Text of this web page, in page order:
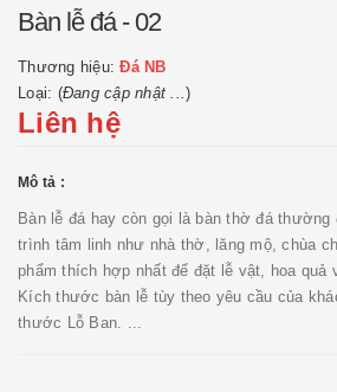
Bàn lễ đá - 02
Thương hiệu:Đá NB
Loại: (Đang cập nhật ...)
Liên hệ
Mô tả :
Bàn lễ đá hay còn gọi là bàn thờ đá
trình tâm linh như nhà thờ, lăng mộ, chùa
phẩm thích hợp nhất để đặt lễ vật, hoa quả
Kích thước bàn lễ tùy theo yêu cầu của
thước Lỗ Ban. ...